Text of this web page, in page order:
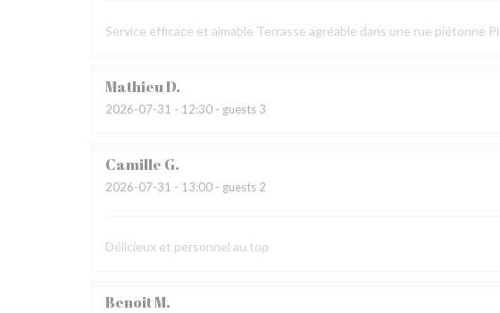
Service efficace et aimable Terrasse agréable dans une rue piétonne
MathieuD
2026-07-31 - 12:30 - guests 3
Camille G
2026-07-31 - 13:00 - guests 2
Délicieux et personnel au top
BenoitM